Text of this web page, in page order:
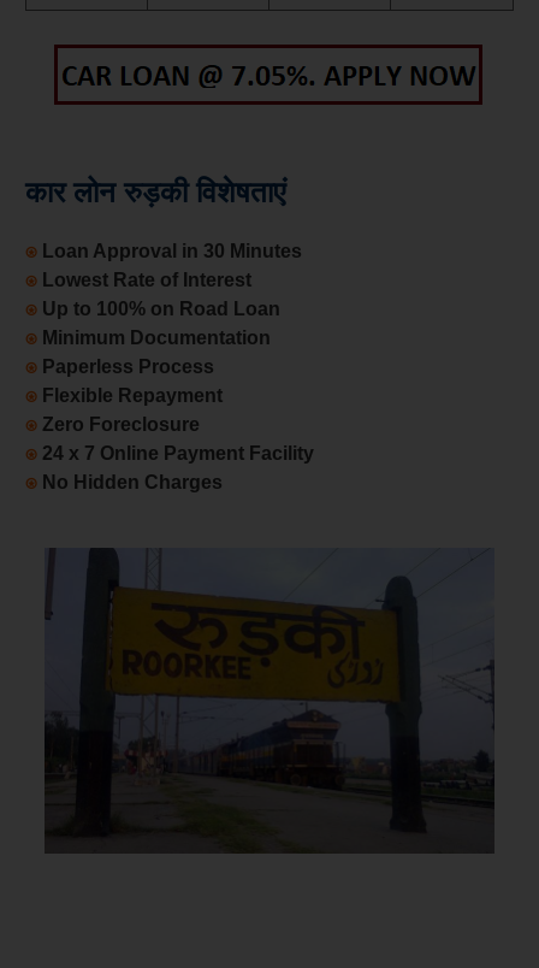
कार लोन रुड़की विशेषताएं
⍟ Loan Approval in 30 Minutes
⍟ Lowest Rate of Interest
⍟ Up to 100% on Road Loan
⍟ Minimum Documentation
⍟ Paperless Process
⍟ Flexible Repayment
⍟ Zero Foreclosure
⍟ 24 x 7 Online Payment Facility
⍟ No Hidden Charges